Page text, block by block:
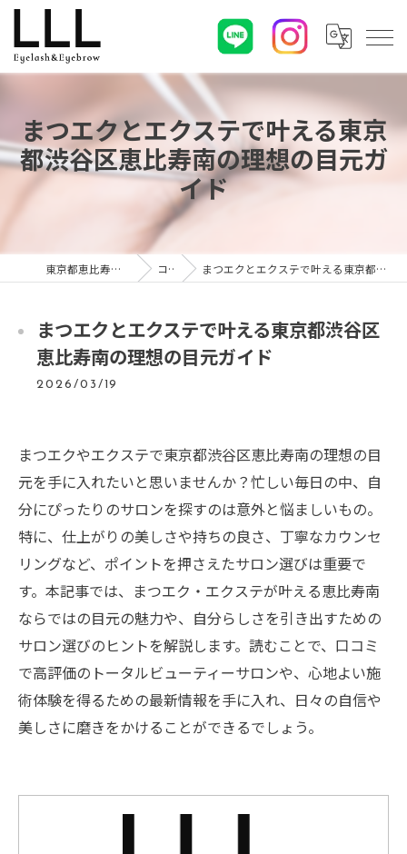
まつエクとエクステで叶える東京
都渋谷区恵比寿南の理想の目元ガ
イド
東京都恵比寿のマツエクならLLL コラム まつエクとエクステで叶える東京都渋谷区恵比寿南の理想の目元ガイド
まつエクとエクステで叶える東京都渋谷区
恵比寿南の理想の目元ガイド
2026/03/19
まつエクやエクステで東京都渋谷区恵比寿南の理想の目
元を手に入れたいと思いませんか？忙しい毎日の中、自
分にぴったりのサロンを探すのは意外と悩ましいもの。
特に、仕上がりの美しさや持ちの良さ、丁寧なカウンセ
リングなど、ポイントを押さえたサロン選びは重要で
す。本記事では、まつエク・エクステが叶える恵比寿南
ならではの目元の魅力や、自分らしさを引き出すための
サロン選びのヒントを解説します。読むことで、口コミ
で高評価のトータルビューティーサロンや、心地よい施
術体験を得るための最新情報を手に入れ、日々の自信や
美しさに磨きをかけることができるでしょう。